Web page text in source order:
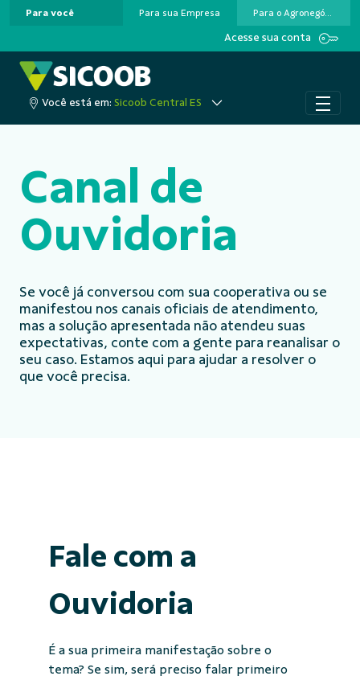
Pular para o Conteúdo principal
Para você Para sua Empresa Para o Agronegócio
Acesse sua conta
Você está em: Sicoob Central ES
Canal de
Ouvidoria
Se você já conversou com sua cooperativa ou se
manifestou nos canais oficiais de atendimento,
mas a solução apresentada não atendeu suas
expectativas, conte com a gente para reanalisar o
seu caso. Estamos aqui para ajudar a resolver o
que você precisa.
Fale com a
Ouvidoria
É a sua primeira manifestação sobre o
tema? Se sim, será preciso falar primeiro